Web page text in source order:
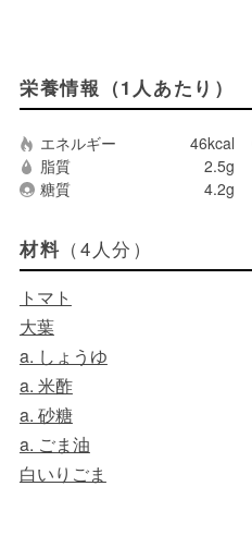
栄養情報（1人あたり）
エネルギー 46kcal
脂質
2.5g
糖質
4.2g
材料 （4人分）
トマト
大葉
a. しょうゆ
a. 米酢
a. 砂糖
a. ごま油
白いりごま